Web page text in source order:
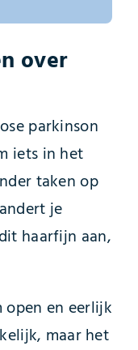
over
parkinson
iets in het
taken op
je
haarfijn aan,
open en eerlijk
maar het